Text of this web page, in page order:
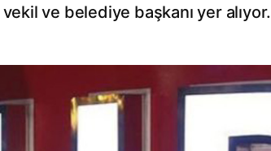
ve belediye başkanı yer alıyor.